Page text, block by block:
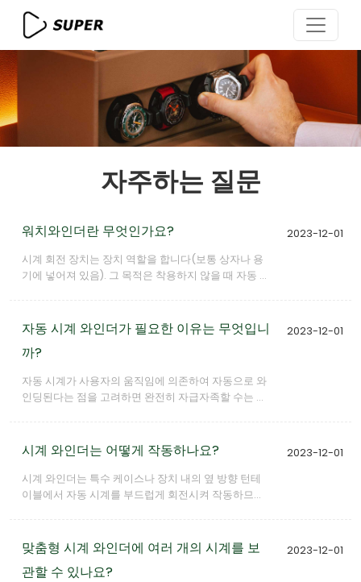
자주하는 질문
2023-12-01
워치와인더란 무엇인가요?
시계 회전 장치는 장치 역할을 합니다(보통 상자나 용
기에 넣어져 있음). 그 목적은 착용하지 않을 때 자동 시
2023-12-01
자동 시계 와인더가 필요한 이유는 무엇입니
까?
자동 시계가 사용자의 움직임에 의존하여 자동으로 와
인딩된다는 점을 고려하면 완전히 자급자족할 수는 없
야 합니다. 일상 활동의 자연스러운 움직임은 자동 시
계의 로터에서 충분한 회전을 생성하여 약 35~45시간
동안 작동을 유지할 수 있습니다.
2023-12-01
시계 와인더는 어떻게 작동하나요?
시계 와인더는 특수 케이스나 장치 내의 옆 방향 턴테
이블에서 자동 시계를 부드럽게 회전시켜 작동하므로
감깁니다.
2023-12-01
맞춤형 시계 와인더에 여러 개의 시계를 보
관할 수 있나요?